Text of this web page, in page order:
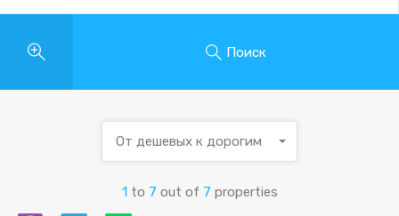
Поиск
1to 7 out of 7 properties
От дешевых к дорогим